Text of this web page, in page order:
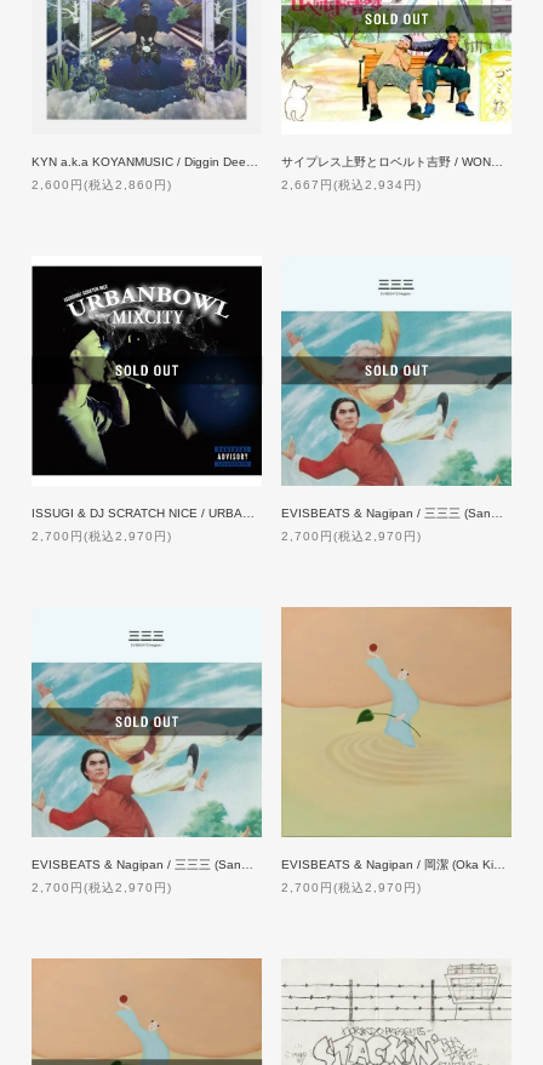
2,600円(税込2,860円)
2,667円(税込2,934円)
2,700円(税込2,970円)
2,700円(税込2,970円)
2,700円(税込2,970円)
2,700円(税込2,970円)